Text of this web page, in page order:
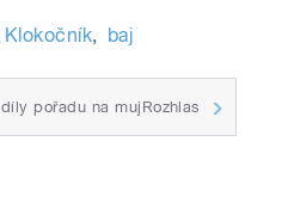
Klokočník, baj
pořadu na mujRozhlas